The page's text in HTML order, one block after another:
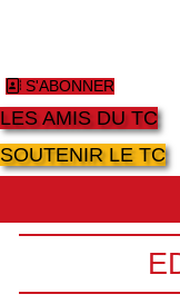
S'ABONNER
LES AMIS DU TC
SOUTENIR LE TC